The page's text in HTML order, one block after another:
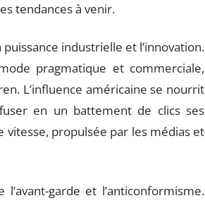
tendances à venir.
industrielle et l’innovation.
pragmatique et commerciale,
L’influence américaine se nourrit
en un battement de clics ses
vitesse, propulsée par les médias et
garde et l’anticonformisme.